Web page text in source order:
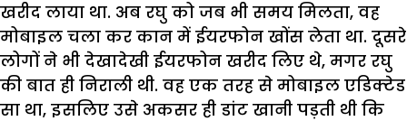
खरीद लाया था. अब रघु को जब भी समय मिलता, वह
मोबाइल चला कर कान में ईयरफोन खोंस लेता था. दूसरे
लोगों ने भी देखादेखी ईयरफोन खरीद लिए थे, मगर रघु
की बात ही निराली थी. वह एक तरह से मोबाइल एडिक्टेड
सा था, इसलिए उसे अकसर ही डांट खानी पड़ती थी कि